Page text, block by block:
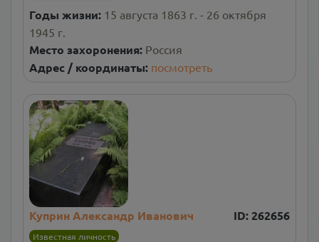
Годы жизни: 15 августа 1863 г. - 26 октября
1945 г.
Место захоронения: Россия
Адрес / координаты: посмотреть
Куприн Александр Иванович ID: 262656
Известная личность